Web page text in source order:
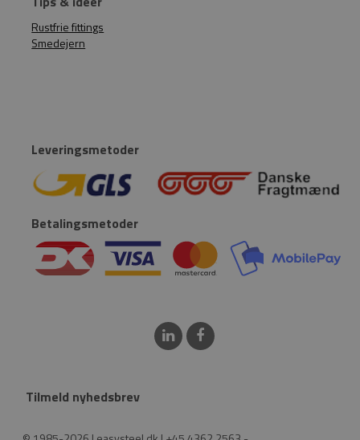
Rustfrie fittings
Smedejern
Leveringsmetoder
Betalingsmetoder
Tilmeld nyhedsbrev